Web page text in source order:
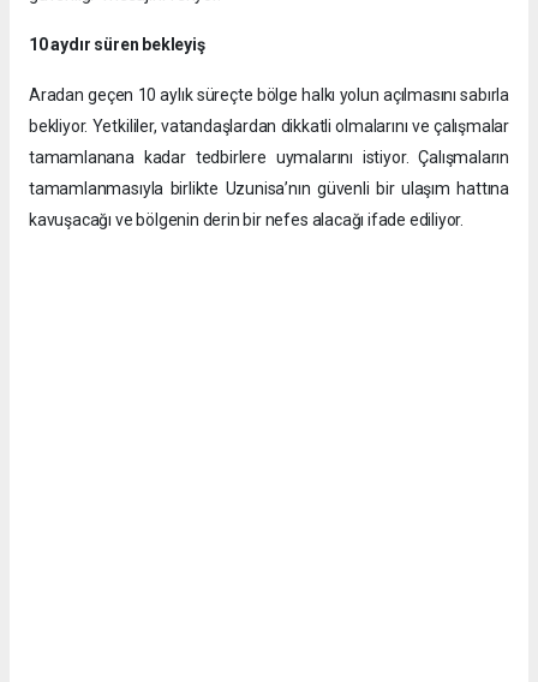
10 aydır süren bekleyiş
Aradan geçen 10 aylık süreçte bölge halkı yolun açılmasını sabırla
bekliyor. Yetkililer, vatandaşlardan dikkatli olmalarını ve çalışmalar
tamamlanana kadar tedbirlere uymalarını istiyor. Çalışmaların
tamamlanmasıyla birlikte Uzunisa’nın güvenli bir ulaşım hattına
kavuşacağı ve bölgenin derin bir nefes alacağı ifade ediliyor.